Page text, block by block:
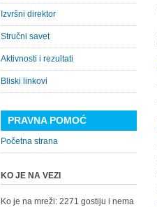
Izvršni direktor
Stručni savet
Aktivnosti i rezultati
Bliski linkovi
PRAVNA POMOĆ
Početna strana
KO JE NA VEZI
Ko je na mreži: 2271 gostiju i nema